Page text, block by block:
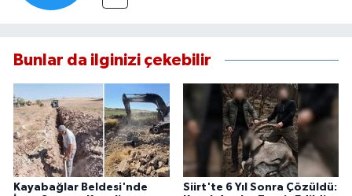
Bunlar da ilginizi çekebilir
Kayabağlar Beldesi'nde
Siirt'te 6 Yıl Sonra Çözüldü: